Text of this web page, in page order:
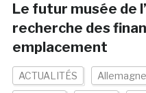
Le futur musée de
recherche des
emplacement
ACTUALITÉS Allemagne